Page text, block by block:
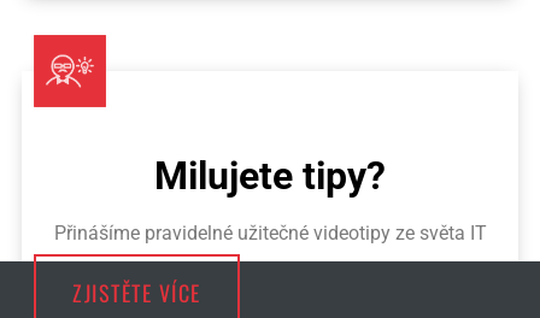
Milujete tipy?
Přinášíme pravidelné užitečné videotipy ze světa IT
ZJISTĚTE VÍCE